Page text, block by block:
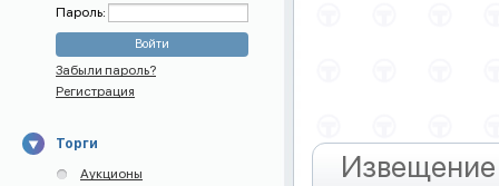
Пароль:
Забыли пароль?
Регистрация
Торги
Аукционы